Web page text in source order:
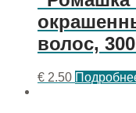
волос,
€ 2.50